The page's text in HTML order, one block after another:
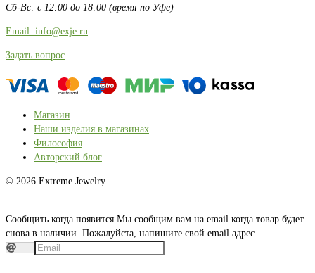
Сб-Вс: с 12:00 до 18:00 (время по Уфе)
Email: info@exje.ru
Задать вопрос
Магазин
Наши изделия в магазинах
Философия
Авторский блог
© 2026 Extreme Jewelry
Сообщить когда появится Мы сообщим вам на email когда товар будет
снова в наличии. Пожалуйста, напишите свой email адрес.